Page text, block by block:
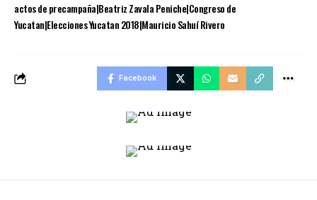
actos de precampaña|Beatriz Zavala Peniche|Congreso de
Yucatan|Elecciones Yucatan 2018|Mauricio Sahuí Rivero
Facebook